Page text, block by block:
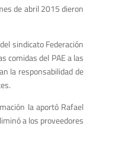
de abril 2015 dieron
sindicato Federación
comidas del PAE a las
la responsabilidad de
la aportó Rafael
a los proveedores